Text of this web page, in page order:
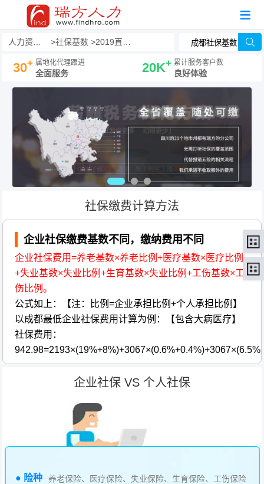
社保基数 2019直辖市社保基数
30+ 属地化代理跟进
全面服务 20K+ 累计服务客户数
良好体验
社保缴费计算方法
企业社保缴费基数不同，缴纳费用不同
企业社保费用=养老基数×养老比例+医疗基数×医疗比例
+失业基数×失业比例+生育基数×失业比例+工伤基数×工
伤比例。
公式如上：【注：比例=企业承担比例+个人承担比例】
以成都最低企业社保费用计算为例：【包含大病医疗】
社保费用：
企业社保 VS 个人社保
● 险种
养老保险、医疗保险、失业保险、生育保险、工伤保险